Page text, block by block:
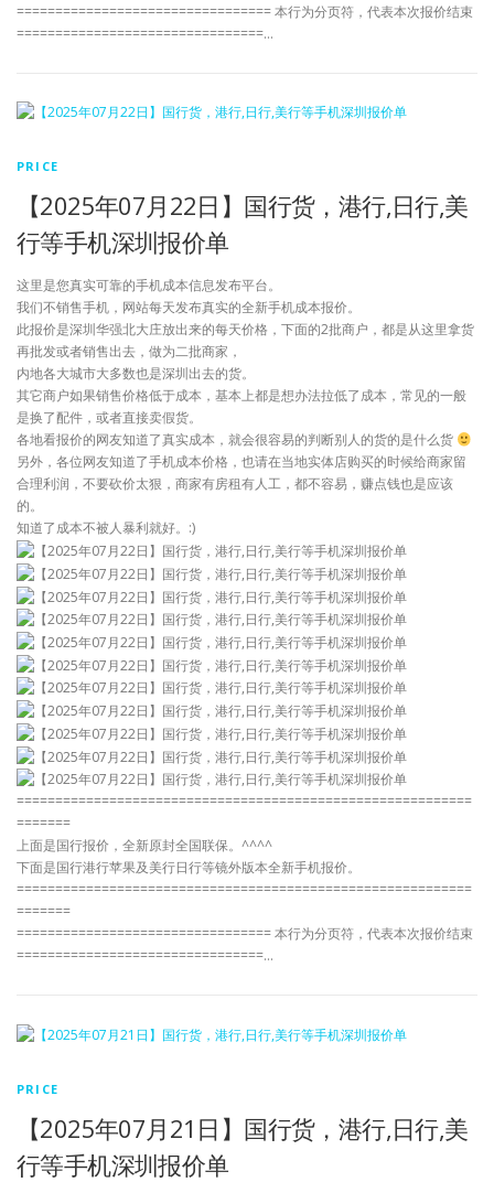
================================= 本行为分页符，代表本次报价结束
================================…
PRICE
【2025年07月22日】国行货，港行,日行,美
行等手机深圳报价单
这里是您真实可靠的手机成本信息发布平台。
我们不销售手机，网站每天发布真实的全新手机成本报价。
此报价是深圳华强北大庄放出来的每天价格，下面的2批商户，都是从这里拿货
再批发或者销售出去，做为二批商家，
内地各大城市大多数也是深圳出去的货。
其它商户如果销售价格低于成本，基本上都是想办法拉低了成本，常见的一般
是换了配件，或者直接卖假货。
各地看报价的网友知道了真实成本，就会很容易的判断别人的货的是什么货
另外，各位网友知道了手机成本价格，也请在当地实体店购买的时候给商家留
合理利润，不要砍价太狠，商家有房租有人工，都不容易，赚点钱也是应该
的。
知道了成本不被人暴利就好。:)
===========================================================
=======
上面是国行报价，全新原封全国联保。^^^^
下面是国行港行苹果及美行日行等镜外版本全新手机报价。
===========================================================
=======
================================= 本行为分页符，代表本次报价结束
================================…
PRICE
【2025年07月21日】国行货，港行,日行,美
行等手机深圳报价单